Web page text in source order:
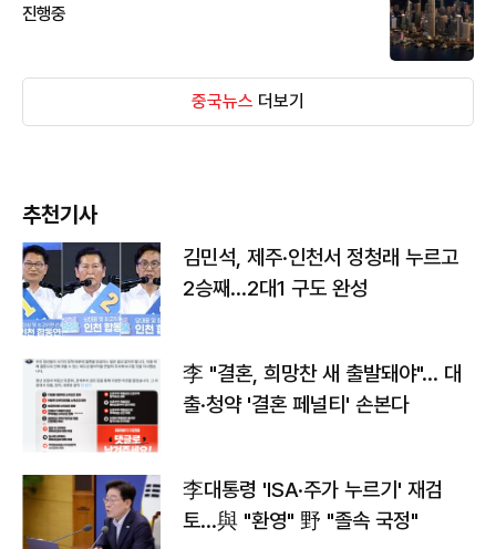
진행중
중국뉴스 더보기
추천기사
김민석, 제주·인천서 정청래 누르고
2승째…2대1 구도 완성
李 "결혼, 희망찬 새 출발돼야"… 대
출·청약 '결혼 페널티' 손본다
李대통령 'ISA·주가 누르기' 재검
토…與 "환영" 野 "졸속 국정"